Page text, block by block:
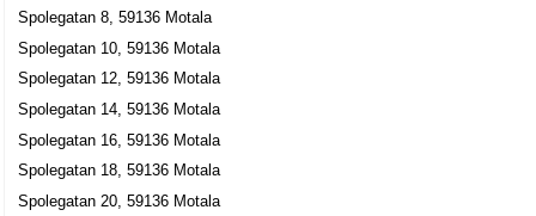
Spolegatan 8, 59136 Motala
Spolegatan 10, 59136 Motala
Spolegatan 12, 59136 Motala
Spolegatan 14, 59136 Motala
Spolegatan 16, 59136 Motala
Spolegatan 18, 59136 Motala
Spolegatan 20, 59136 Motala